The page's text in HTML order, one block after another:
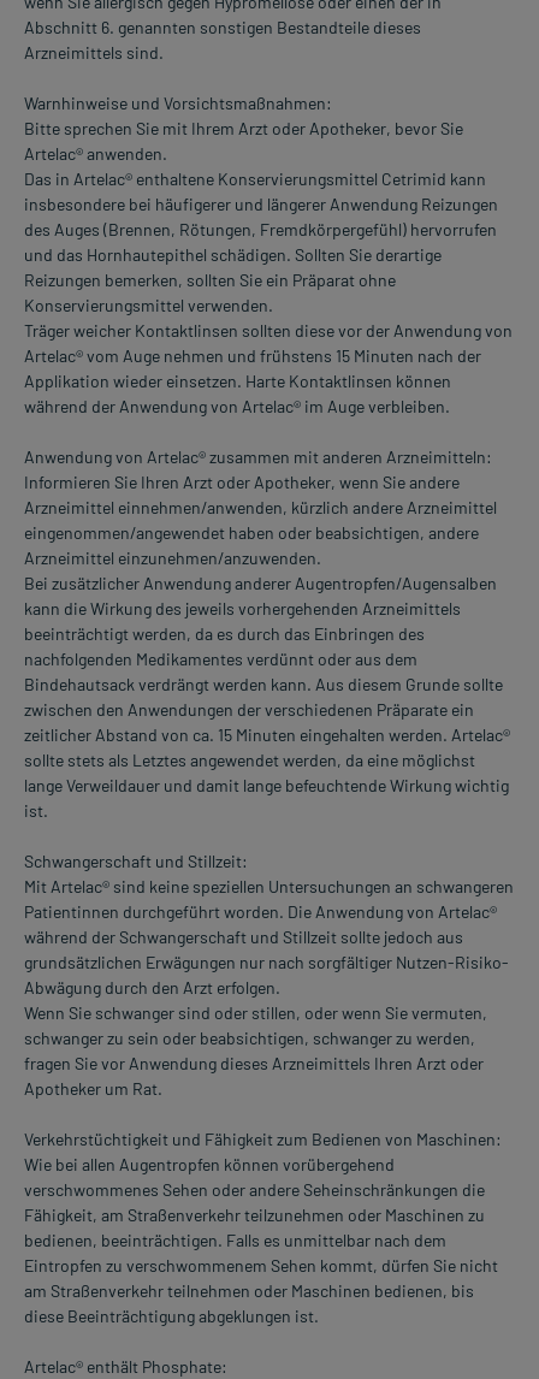
Abschnitt 6. genannten sonstigen Bestandteile dieses
Arzneimittels sind.
Warnhinweise und Vorsichtsmaßnahmen:
Bitte sprechen Sie mit Ihrem Arzt oder Apotheker, bevor Sie
Artelac® anwenden.
Das in Artelac® enthaltene Konservierungsmittel Cetrimid kann
insbesondere bei häufigerer und längerer Anwendung Reizungen
des Auges (Brennen, Rötungen, Fremdkörpergefühl) hervorrufen
und das Hornhautepithel schädigen. Sollten Sie derartige
Reizungen bemerken, sollten Sie ein Präparat ohne
Konservierungsmittel verwenden.
Träger weicher Kontaktlinsen sollten diese vor der Anwendung von
Artelac® vom Auge nehmen und frühstens 15 Minuten nach der
Applikation wieder einsetzen. Harte Kontaktlinsen können
während der Anwendung von Artelac® im Auge verbleiben.
Anwendung von Artelac® zusammen mit anderen Arzneimitteln:
Informieren Sie Ihren Arzt oder Apotheker, wenn Sie andere
Arzneimittel einnehmen/anwenden, kürzlich andere Arzneimittel
eingenommen/angewendet haben oder beabsichtigen, andere
Arzneimittel einzunehmen/anzuwenden.
Bei zusätzlicher Anwendung anderer Augentropfen/Augensalben
kann die Wirkung des jeweils vorhergehenden Arzneimittels
beeinträchtigt werden, da es durch das Einbringen des
nachfolgenden Medikamentes verdünnt oder aus dem
Bindehautsack verdrängt werden kann. Aus diesem Grunde sollte
zwischen den Anwendungen der verschiedenen Präparate ein
zeitlicher Abstand von ca. 15 Minuten eingehalten werden. Artelac®
sollte stets als Letztes angewendet werden, da eine möglichst
lange Verweildauer und damit lange befeuchtende Wirkung wichtig
ist.
Schwangerschaft und Stillzeit:
Mit Artelac® sind keine speziellen Untersuchungen an schwangeren
Patientinnen durchgeführt worden. Die Anwendung von Artelac®
während der Schwangerschaft und Stillzeit sollte jedoch aus
grundsätzlichen Erwägungen nur nach sorgfältiger Nutzen-Risiko-
Abwägung durch den Arzt erfolgen.
Wenn Sie schwanger sind oder stillen, oder wenn Sie vermuten,
schwanger zu sein oder beabsichtigen, schwanger zu werden,
fragen Sie vor Anwendung dieses Arzneimittels Ihren Arzt oder
Apotheker um Rat.
Verkehrstüchtigkeit und Fähigkeit zum Bedienen von Maschinen:
Wie bei allen Augentropfen können vorübergehend
verschwommenes Sehen oder andere Seheinschränkungen die
Fähigkeit, am Straßenverkehr teilzunehmen oder Maschinen zu
bedienen, beeinträchtigen. Falls es unmittelbar nach dem
Eintropfen zu verschwommenem Sehen kommt, dürfen Sie nicht
am Straßenverkehr teilnehmen oder Maschinen bedienen, bis
diese Beeinträchtigung abgeklungen ist.
Artelac® enthält Phosphate: